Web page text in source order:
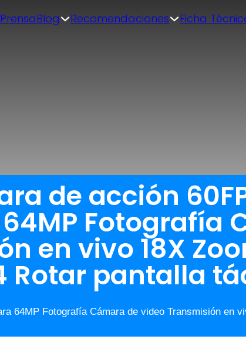
PrensaBlog Recomendaciones
Ficha
de acción
Fotografía
en vivo 18X
Rotar pantalla
64MP Fotografía Cámara de video Transmisión en